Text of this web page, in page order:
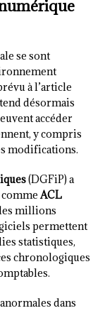
se sont
à l’article
désormais
accéder
y compris
modifications.
(DGFiP) a
commeACL
millions
permettent
statistiques,
chronologiques
dans